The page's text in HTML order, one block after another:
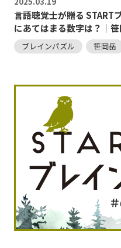
言語聴覚士が贈る START
にあてはまる数字は？｜笹
ブレインパズル 笹岡岳